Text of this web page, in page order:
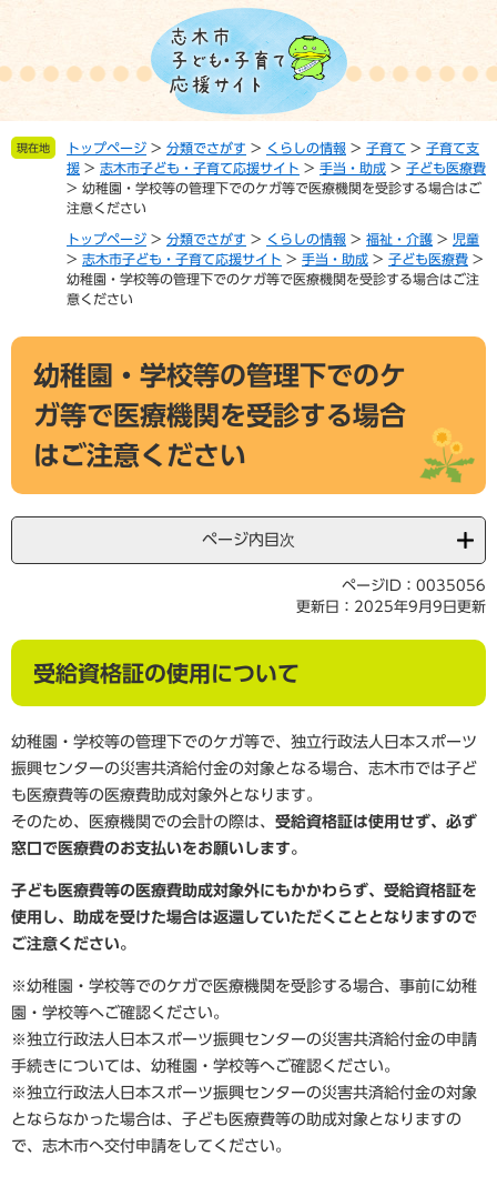
の
で
ー
ば 現在地 トップページ > 分類でさがす > くらしの情報 > 子育て > 子育て支
援 > 志木市子ども・子育て応援サイト > 手当・助成 > 子ども医療費
> 幼稚園・学校等の管理下でのケガ等で医療機関を受診する場合はご
注意ください
トップページ > 分類でさがす > くらしの情報 > 福祉・介護 > 児童
> 志木市子ども・子育て応援サイト > 手当・助成 > 子ども医療費 >
幼稚園・学校等の管理下でのケガ等で医療機関を受診する場合はご注
意ください
本
幼稚園・学校等の管理下でのケ
ガ等で医療機関を受診する場合
はご注意ください
ページ内目次
ページID：0035056
更新日：2025年9月9日更新
受給資格証の使用について
幼稚園・学校等の管理下でのケガ等で、独立行政法人日本スポーツ
振興センターの災害共済給付金の対象となる場合、志木市では子ど
も医療費等の医療費助成対象外となります。
そのため、医療機関での会計の際は、 受給資格証は使用せず、必ず
窓口で医療費のお支払いをお願いします。
子ども医療費等の医療費助成対象外にもかかわらず、受給資格証を
使用し、助成を受けた場合は返還していただくこととなりますので
ご注意ください。
※幼稚園・学校等でのケガで医療機関を受診する場合、事前に幼稚
園・学校等へご確認ください。
※独立行政法人日本スポーツ振興センターの災害共済給付金の申請
手続きについては、幼稚園・学校等へご確認ください。
※独立行政法人日本スポーツ振興センターの災害共済給付金の対象
とならなかった場合は、子ども医療費等の助成対象となりますの
で、志木市へ交付申請をしてください。